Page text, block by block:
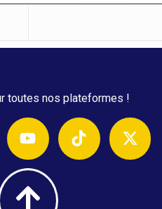
toutes nos plateformes !